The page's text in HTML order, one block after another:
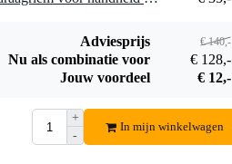
Adviesprijs € 140,-
Nu als combinatie voor
€ 128,-
Jouw voordeel
€ 12,-
+
-
In mijn winkelwagen